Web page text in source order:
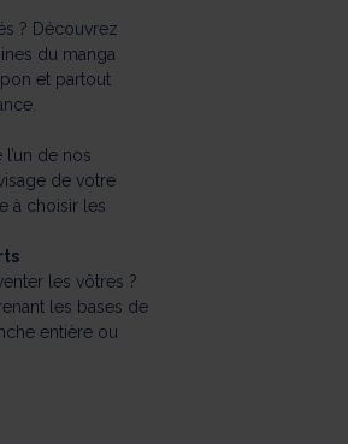
? Découvrez
du manga
et partout
de nos
de votre
à choisir les
les vôtres ?
les bases de
entière ou